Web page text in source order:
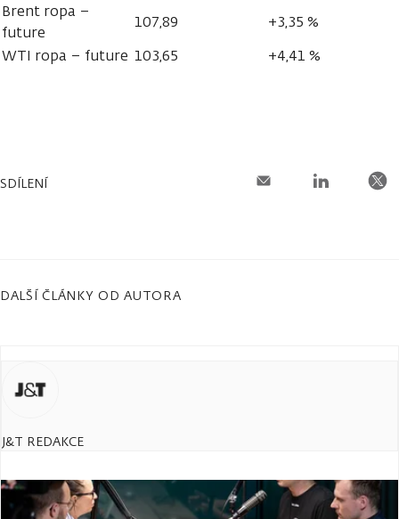
Brent ropa –
future
107,89
+3,35 %
WTI ropa – future 103,65 +4,41 %
SDÍLENÍ
DALŠÍ ČLÁNKY OD AUTORA
J&T REDAKCE